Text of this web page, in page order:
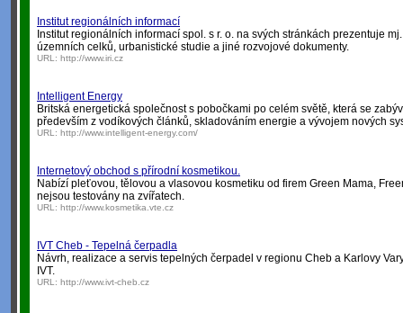
Institut regionálních informací
Institut regionálních informací spol. s r. o. na svých stránkách prezentuje
územních celků, urbanistické studie a jiné rozvojové dokumenty.
URL: http://www.iri.cz
Intelligent Energy
Britská energetická společnost s pobočkami po celém světě, která se
především z vodíkových článků, skladováním energie a vývojem nových
URL: http://www.intelligent-energy.com/
Internetový obchod s přírodní kosmetikou.
Nabízí pleťovou, tělovou a vlasovou kosmetiku od firem Green Mama,
nejsou testovány na zvířatech.
URL: http://www.kosmetika.vte.cz
IVT Cheb - Tepelná čerpadla
Návrh, realizace a servis tepelných čerpadel v regionu Cheb a Karlovy
IVT.
URL: http://www.ivt-cheb.cz